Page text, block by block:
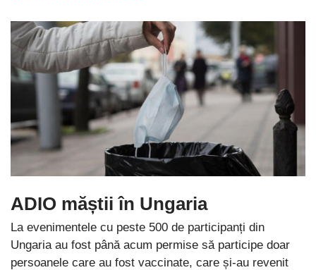
ADIO măștii în Ungaria
La evenimentele cu peste 500 de participanți din
Ungaria au fost până acum permise să participe doar
persoanele care au fost vaccinate, care și-au revenit